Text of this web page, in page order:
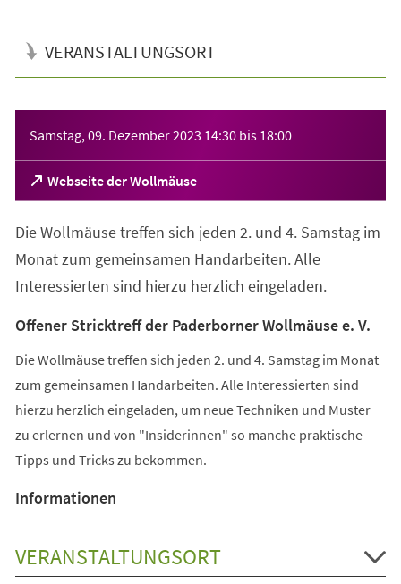
VERANSTALTUNGSORT
Samstag, 09. Dezember 2023 14:30 bis 18:00
Webseite der Wollmäuse
(Öffnet
in
neuen
Tab)
Die Wollmäuse treffen sich jeden 2. und 4. Samstag im
Monat zum gemeinsamen Handarbeiten. Alle
Interessierten sind hierzu herzlich eingeladen.
Offener Stricktreff der Paderborner Wollmäuse e. V.
Die Wollmäuse treffen sich jeden 2. und 4. Samstag im Monat
zum gemeinsamen Handarbeiten. Alle Interessierten sind
hierzu herzlich eingeladen, um neue Techniken und Muster
zu erlernen und von "Insiderinnen" so manche praktische
Tipps und Tricks zu bekommen.
Informationen
VERANSTALTUNGSORT